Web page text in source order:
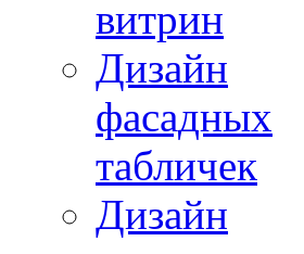
витрин
Дизайн
фасадных
табличек
Дизайн